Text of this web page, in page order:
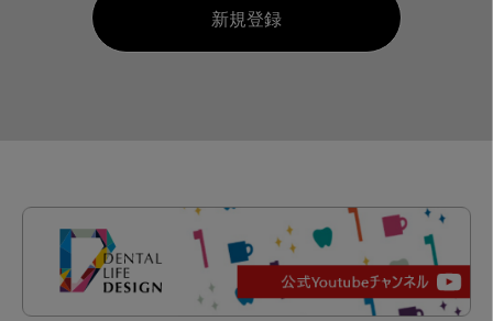
新規登録